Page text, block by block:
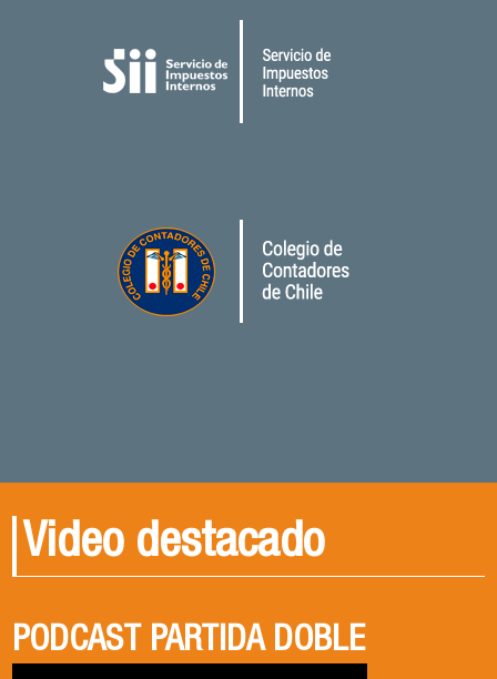
Video destacado
PODCAST PARTIDA DOBLE
PODCAST PARTIDA DOBLE
CENA DE EGRESADOS 2026